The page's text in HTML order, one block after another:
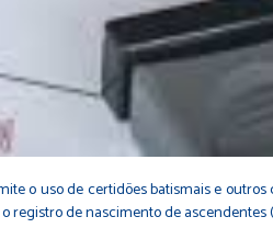
o uso de certidões batismais e
de nascimento de ascendentes